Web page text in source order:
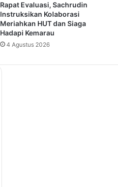
Rapat Evaluasi, Sachrudin
Instruksikan Kolaborasi
Meriahkan HUT dan Siaga
Hadapi Kemarau
4 Agustus 2026